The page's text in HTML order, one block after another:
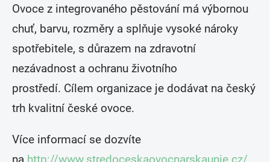
Ovoce z integrovaného pěstování má výbornou
chuť, barvu, rozměry a splňuje vysoké nároky
spotřebitele, s důrazem na zdravotní
nezávadnost a ochranu životního
prostředí. Cílem organizace je dodávat na český
trh kvalitní české ovoce.
Více informací se dozvíte